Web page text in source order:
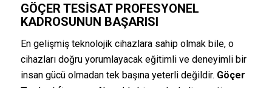
GÖÇER TESISATPROFESYONEL
KADROSUNUN BAŞARISI
En gelişmiş teknolojik cihazlara sahip olmak bile, o
cihazları doğru yorumlayacak eğitimli ve deneyimli bir
insan gücü olmadan tek başına yeterli değildir. Göçer